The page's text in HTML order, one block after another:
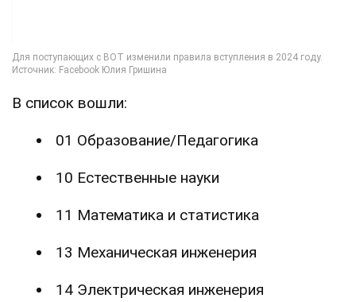
В список вошли:
01 Образование/Педагогика
10 Естественные науки
11 Математика и статистика
13 Механическая инженерия
14 Электрическая инженерия